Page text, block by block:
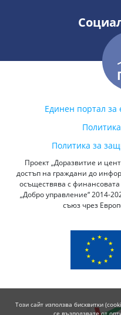
Единен портал за
Политика за
Проект „Доразвитие и
достъп на граждани до
осъществява с
„Добро управление“ 2014-
съюз чрез
Този сайт използва бисквитки
се възползвате от